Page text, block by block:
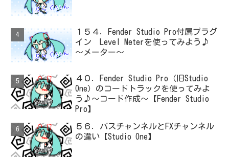
１５４．Fender Studio Pro付属プラグ
イン Level Meterを使ってみよう♪
～メーター～
４０．Fender Studio Pro（旧Studio
One）のコードトラックを使ってみよ
う♪～コード作成～【Fender Studio
Pro】
５６．バスチャンネルとFXチャンネル
の違い【Studio One】